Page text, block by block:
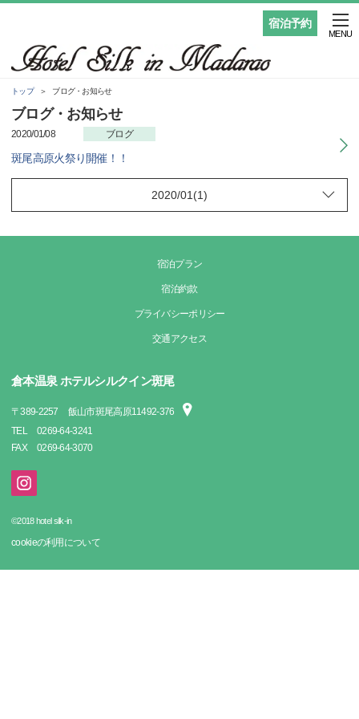
宿泊予約
MENU
トップ ブログ・お知らせ
ブログ・お知らせ
2020/01/08 ブログ
斑尾高原火祭り開催！！
宿泊プラン
宿泊約款
プライバシーポリシー
交通アクセス
倉本温泉 ホテルシルクイン斑尾
〒389-2257
飯山市斑尾高原11492-376
TEL
0269-64-3241
FAX
0269-64-3070
©2018 hotel silk-in
cookieの利用について